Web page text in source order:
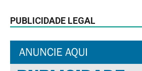
PUBLICIDADE LEGAL